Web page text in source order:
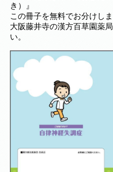
き）』
この冊子を無料でお分けしま
大阪藤井寺の漢方百草園薬
い。